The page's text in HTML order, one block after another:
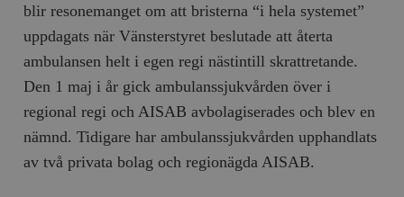
blir resonemanget om att bristerna “i hela systemet”
uppdagats när Vänsterstyret beslutade att återta
ambulansen helt i egen regi nästintill skrattretande.
Den 1 maj i år gick ambulanssjukvården över i
regional regi och AISAB avbolagiserades och blev en
nämnd. Tidigare har ambulanssjukvården upphandlats
av två privata bolag och regionägda AISAB.